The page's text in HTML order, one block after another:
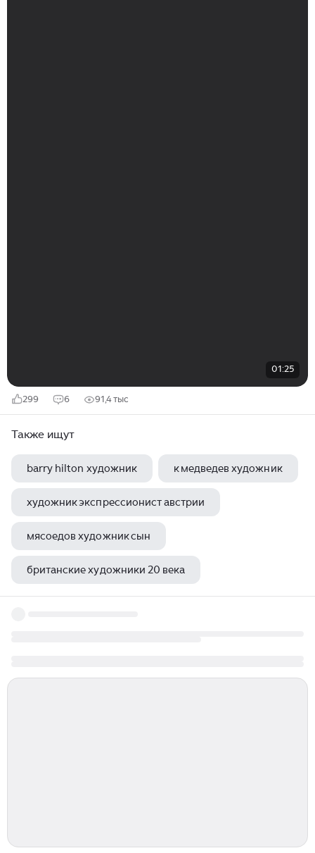
01:25
299 6 91,4 тыс
Также ищут
barry hilton художник к медведев художник
художник экспрессионист австрии
мясоедов художник сын
британские художники 20 века